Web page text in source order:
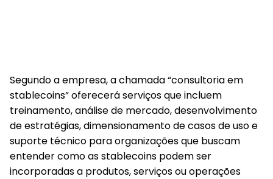
Segundo a empresa,a chamada “consultoria em
stablecoins” oferecerá serviços que incluem
treinamento, análise de mercado, desenvolvimento
de estratégias, dimensionamento de casos de uso e
suporte técnico para organizaçõesque buscam
entender como as stablecoins podem ser
incorporadas a produtos, serviços ou operações